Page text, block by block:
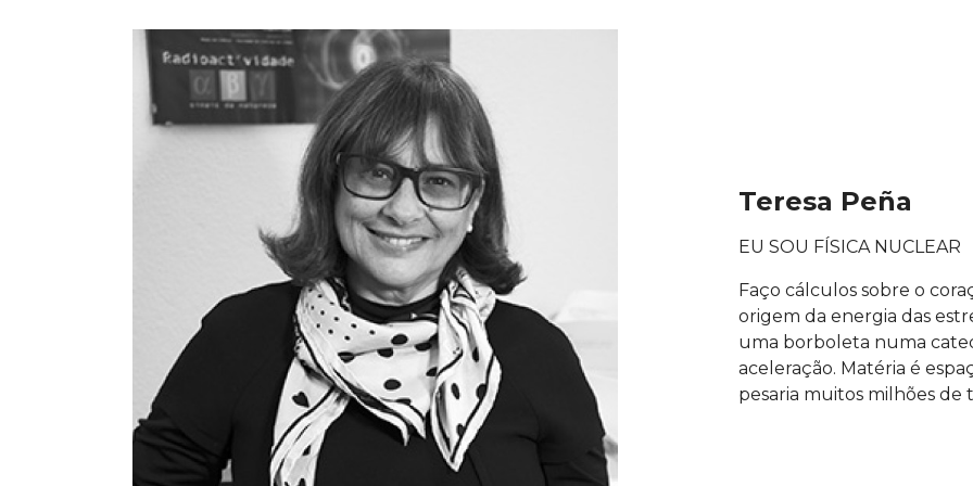
Teresa Peña
EU SOU FÍSICA NUCLEAR
Faço cálculos sobre o
origem da energia das
uma borboleta numa
aceleração. Matéria é
pesaria muitos milhões de